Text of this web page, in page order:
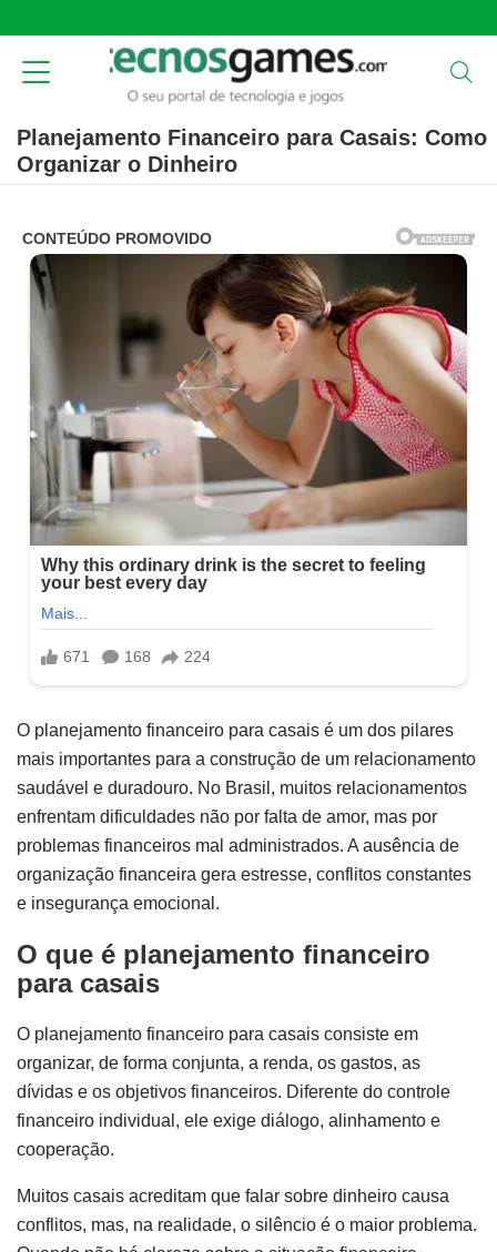
Planejamento Financeiro para Casais: Como
Organizar o Dinheiro
O planejamento financeiro para casais é um dos pilares
mais importantes para a construção de um relacionamento
saudável e duradouro. No Brasil, muitos relacionamentos
enfrentam dificuldades não por falta de amor, mas por
problemas financeiros mal administrados. A ausência de
organização financeira gera estresse, conflitos constantes
e insegurança emocional.
O que é planejamento financeiro
para casais
O planejamento financeiro para casais consiste em
organizar, de forma conjunta, a renda, os gastos, as
dívidas e os objetivos financeiros. Diferente do controle
financeiro individual, ele exige diálogo, alinhamento e
cooperação.
Muitos casais acreditam que falar sobre dinheiro causa
conflitos, mas, na realidade, o silêncio é o maior problema.